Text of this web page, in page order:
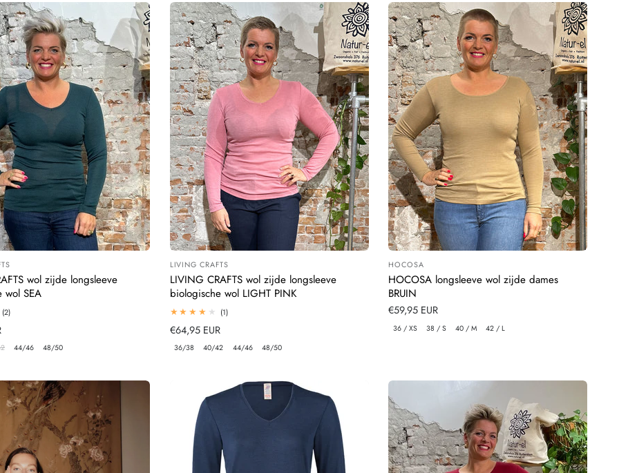
wol zijde longsleeve
wol SEA
(2)2
44/46 48/50
Leverancier:
LIVING CRAFTS
LIVING CRAFTS wol zijde longsleeve
biologische wol LIGHT PINK
(1)1
Normale
prijs
€64,95 EUR
36/38 40/42 44/46 48/50
Leverancier:
HOCOSA
HOCOSA longsleeve wol zijde dames
BRUIN
Normale
prijs
€59,95 EUR
36 / XS 38 / S 40 / M 42 / L